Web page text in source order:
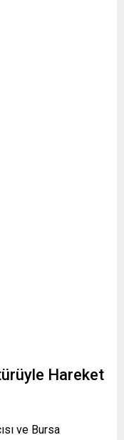
Hareket
ve Bursa